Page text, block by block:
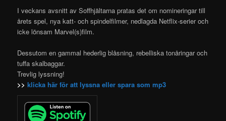
I veckans avsnitt av Soffhjältarna pratas det om nomineringar till
årets spel, nya katt- och spindelfilmer, nedlagda Netflix-serier och
icke lönsam Marvel(s)film.
Dessutom en gammal hederlig blåsning, rebelliska tonåringar och
tuffa skalbaggar.
Trevlig lyssning!
>>klicka här för att lyssna eller spara som mp3